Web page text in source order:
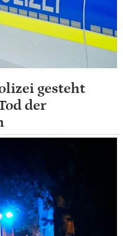
gesteht
der